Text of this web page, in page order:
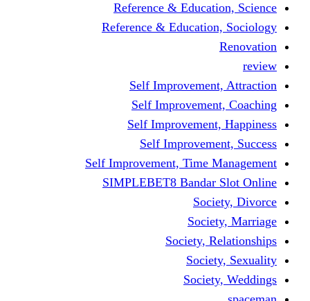
Reference &
Reference &
Self
Self
Self
Self
Self Improvement, Time
SIMPLEBET8 Bandar
Society,